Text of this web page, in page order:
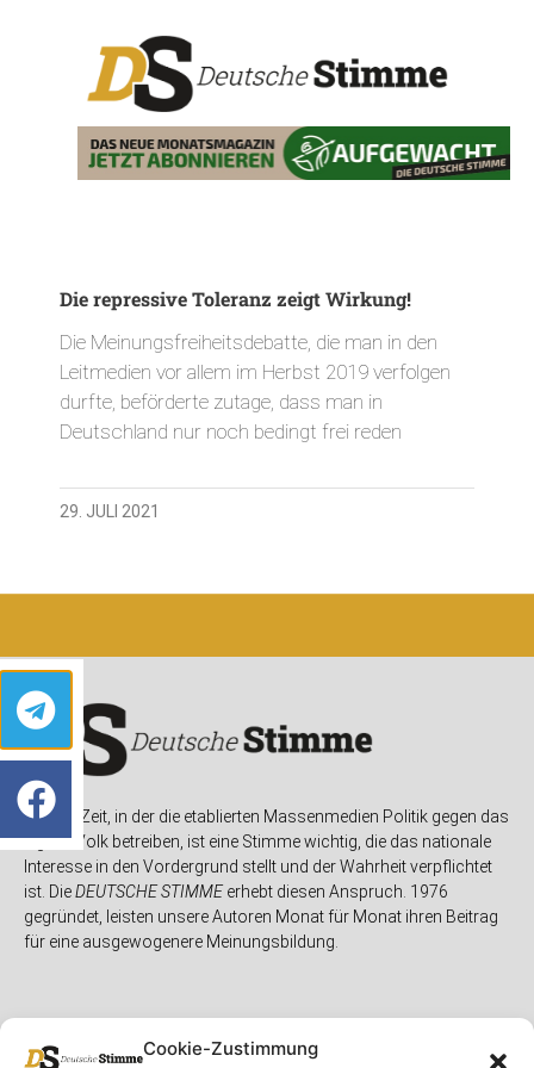
Cookie-Zustimmung
Die repressive Toleranz zeigt Wirkung!
Die Meinungsfreiheitsdebatte, die man in den
Leitmedien vor allem im Herbst 2019 verfolgen
durfte, beförderte zutage, dass man in
Deutschland nur noch bedingt frei reden
29. JULI 2021
In einer Zeit, in der die etablierten Massenmedien Politik gegen das
eigene Volk betreiben, ist eine Stimme wichtig, die das nationale
Interesse in den Vordergrund stellt und der Wahrheit verpflichtet
ist. DieDEUTSCHE STIMMEerhebt diesen Anspruch. 1976
gegründet, leisten unsere Autoren Monat für Monat ihren Beitrag
für eine ausgewogenere Meinungsbildung.